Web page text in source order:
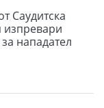
Саудитска
изпревари
нападател